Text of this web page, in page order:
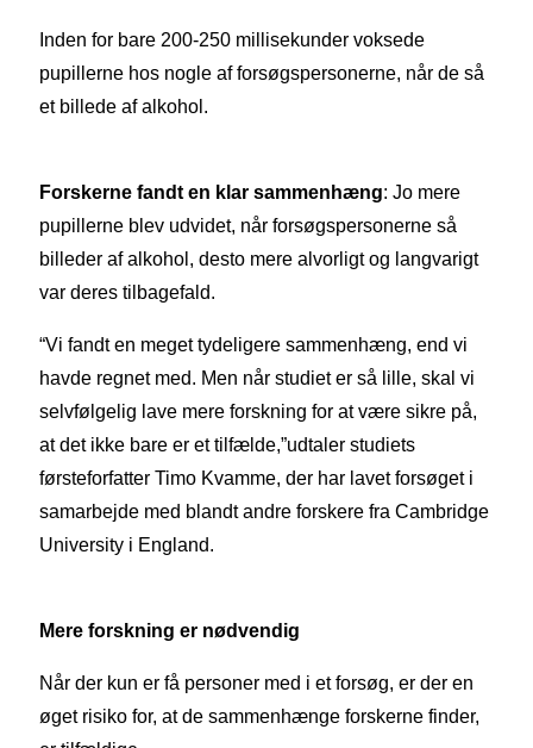
Inden for bare 200-250 millisekunder voksede
pupillerne hos nogle af forsøgspersonerne, når de så
et billede af alkohol.
Forskerne fandt en klar sammenhæng: Jo mere
pupillerne blev udvidet, når forsøgspersonerne så
billeder af alkohol, desto mere alvorligt og langvarigt
var deres tilbagefald.
“Vi fandt en meget tydeligere sammenhæng, end vi
havde regnet med. Men når studiet er så lille, skal vi
selvfølgelig lave mere forskning for at være sikre på,
at det ikke bare er et tilfælde,”udtaler studiets
førsteforfatter Timo Kvamme, der har lavet forsøget i
samarbejde med blandt andre forskere fra Cambridge
University i England.
Mere forskning er nødvendig
Når der kun er få personer med i et forsøg, er der en
øget risiko for, at de sammenhænge forskerne finder,